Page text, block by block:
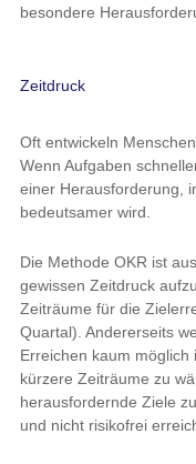
besondere
Zeitdruck
Oft entwickeln
Wenn Aufgaben
einer Herausforderung,
bedeutsamer wird.
Die Methode OKR ist
gewissen Zeitdruck
Zeiträume für die
Quartal). Andererseits
Erreichen kaum
kürzere Zeiträume zu
herausfordernde Ziele
und nicht risikofrei